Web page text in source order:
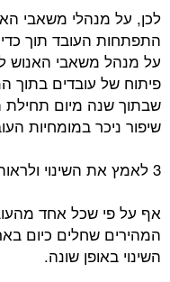
לכן, על מנהלי משאבי
התפתחות העובד תוך
על מנהל משאבי האנוש
פיתוח של עובדים בתוך
שבתוך שנה מיום תחילת
שיפור ניכר במומחיות
3 לאמץ את השינוי ולראות בו הזדמנות:
אף על פי שכל אחד
המהירים שחלים כיום
השינוי באופן שונה.